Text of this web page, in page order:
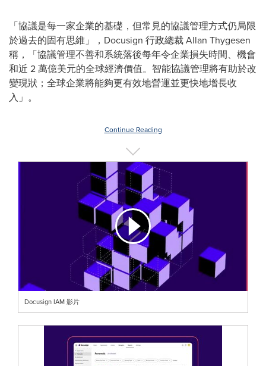
「協議是每一家企業的基礎，但常見的協議管理方式仍局限
於過去的固有思維」，Docusign 行政總裁 Allan Thygesen
稱，「協議管理不善和系統落後每年令企業損失時間、機會
和近 2 萬億美元的全球經濟價值。智能協議管理將有助於改
變現狀；全球企業將能夠更有效地營運並更快地增長收
入」。
Continue Reading
Docusign IAM 影片